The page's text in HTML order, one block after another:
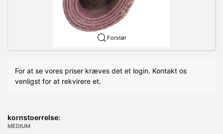
Forstør
For at se vores priser kræves det et login. Kontakt os
venligst for at rekvirere et.
kornstoerrelse:
MEDIUM